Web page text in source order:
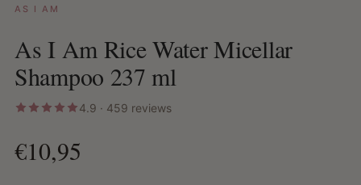
AS I AM
As I Am Rice Water Micellar
Shampoo 237 ml
4.9 · 459 reviews
€10,95